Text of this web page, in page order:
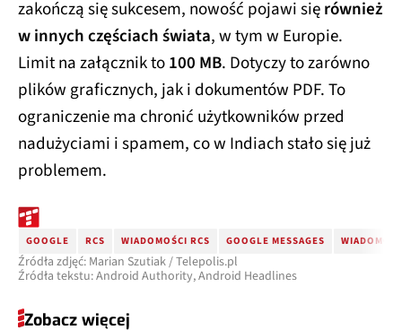
zakończą się sukcesem, nowość pojawi sięrównież
w innych częściach świata, w tym w Europie.
Limit na załącznik to100 MB. Dotyczy to zarówno
plików graficznych, jak i dokumentów PDF. To
ograniczenie ma chronić użytkowników przed
nadużyciami i spamem, co w Indiach stało się już
problemem.
GOOGLE RCS WIADOMOŚCI RCS GOOGLE MESSAGES
Źródła zdjęć: Marian Szutiak / Telepolis.pl
Źródła tekstu: Android Authority, Android Headlines
Zobacz więcej